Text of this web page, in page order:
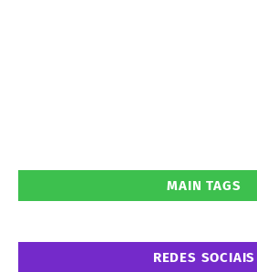
MAIN TAGS
REDES SOCIAIS